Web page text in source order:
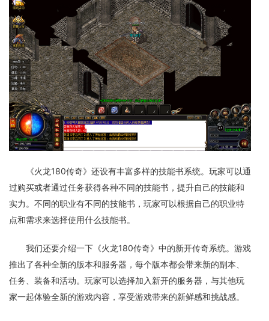
《火龙180传奇》还设有丰富多样的技能书系统。玩家可以通
过购买或者通过任务获得各种不同的技能书，提升自己的技能和
实力。不同的职业有不同的技能书，玩家可以根据自己的职业特
点和需求来选择使用什么技能书。
我们还要介绍一下《火龙180传奇》中的新开传奇系统。游戏
推出了各种全新的版本和服务器，每个版本都会带来新的副本、
任务、装备和活动。玩家可以选择加入新开的服务器，与其他玩
家一起体验全新的游戏内容，享受游戏带来的新鲜感和挑战感。